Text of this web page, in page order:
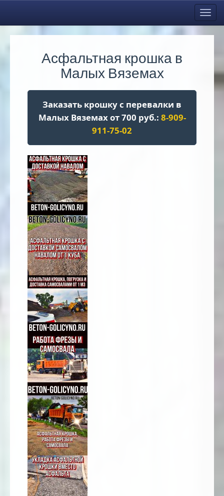
Асфальтная крошка в
Малых Вяземах
Заказать крошку с перевалки в
Малых Вяземах от 700 руб.: 8-909-
911-75-02